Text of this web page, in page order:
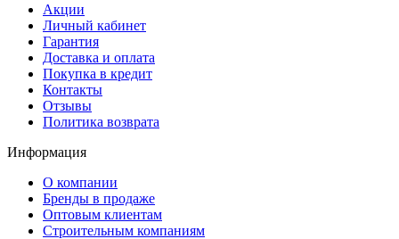
Акции
Личный кабинет
Гарантия
Доставка и оплата
Покупка в кредит
Контакты
Отзывы
Политика возврата
Информация
О компании
Бренды в продаже
Оптовым клиентам
Строительным компаниям